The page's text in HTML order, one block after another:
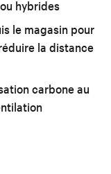
hybrides
le magasin pour
la distance
carbone au